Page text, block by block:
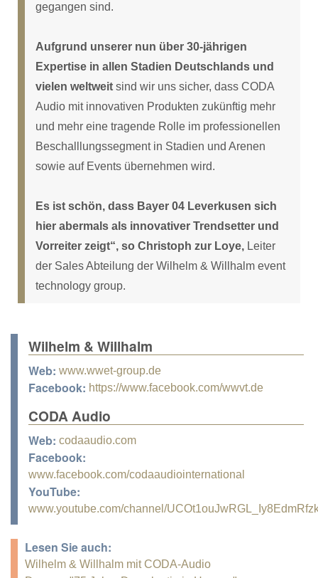
gegangen sind.
Aufgrund unserer nun über 30-jährigen
Expertise in allen Stadien Deutschlands und
vielen weltweit sind wir uns sicher, dass CODA
Audio mit innovativen Produkten zukünftig mehr
und mehr eine tragende Rolle im professionellen
Beschalllungssegment in Stadien und Arenen
sowie auf Events übernehmen wird.
Es ist schön, dass Bayer 04 Leverkusen sich
hier abermals als innovativer Trendsetter und
Vorreiter zeigt“, so Christoph zur Loye, Leiter
der Sales Abteilung der Wilhelm & Willhalm event
technology group.
Wilhelm & Willhalm
Web: www.wwet-group.de
Facebook: https://www.facebook.com/wwvt.de
CODA Audio
Web: codaaudio.com
Facebook:
www.facebook.com/codaaudiointernational
YouTube:
www.youtube.com/channel/
Lesen Sie auch:
Wilhelm & Willhalm mit CODA-Audio